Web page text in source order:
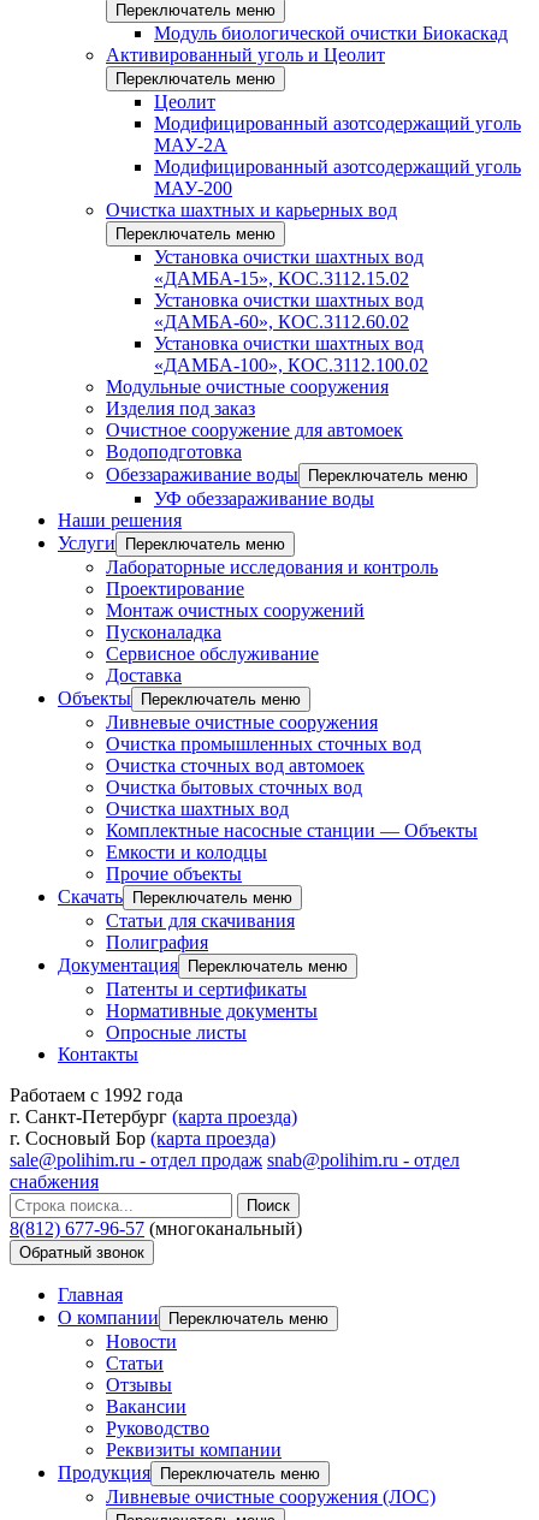
Переключатель меню
Модуль биологической очистки Биокаскад
Активированный уголь и Цеолит
Переключатель меню
Цеолит
Модифицированный азотсодержащий уголь
МАУ-2А
Модифицированный азотсодержащий уголь
МАУ-200
Очистка шахтных и карьерных вод
Переключатель меню
Установка очистки шахтных вод
«ДАМБА-15», КОС.3112.15.02
Установка очистки шахтных вод
«ДАМБА-60», КОС.3112.60.02
Установка очистки шахтных вод
«ДАМБА-100», КОС.3112.100.02
Модульные очистные сооружения
Изделия под заказ
Очистное сооружение для автомоек
Водоподготовка
Обеззараживание воды
Переключатель меню
УФ обеззараживание воды
Наши решения
Услуги
Переключатель меню
Лабораторные исследования и контроль
Проектирование
Монтаж очистных сооружений
Пусконаладка
Сервисное обслуживание
Доставка
Объекты
Переключатель меню
Ливневые очистные сооружения
Очистка промышленных сточных вод
Очистка сточных вод автомоек
Очистка бытовых сточных вод
Очистка шахтных вод
Комплектные насосные станции — Объекты
Емкости и колодцы
Прочие объекты
Скачать
Переключатель меню
Статьи для скачивания
Полиграфия
Документация
Переключатель меню
Патенты и сертификаты
Нормативные документы
Опросные листы
Контакты
Работаем с 1992 года
г. Санкт-Петербург (карта проезда)
г. Сосновый Бор (карта проезда)
sale@polihim.ru - отдел продаж snab@polihim.ru - отдел
снабжения
Поиск
8(812) 677-96-57 (многоканальный)
Обратный звонок
Главная
О компании
Переключатель меню
Новости
Статьи
Отзывы
Вакансии
Руководство
Реквизиты компании
Продукция
Переключатель меню
Ливневые очистные сооружения (ЛОС)